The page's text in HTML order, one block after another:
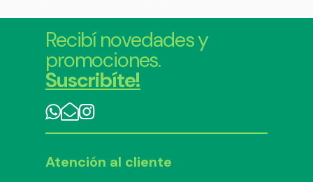
Recibí novedades y
promociones.
Suscribíte!
Atención al cliente